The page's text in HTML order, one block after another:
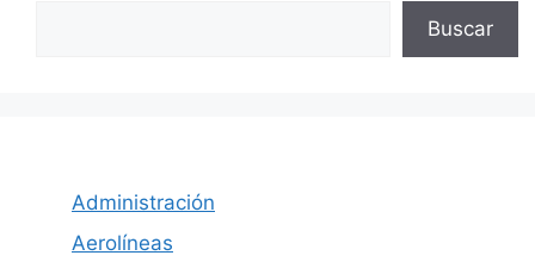
Buscar
Administración
Aerolíneas